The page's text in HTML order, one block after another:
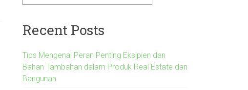
Recent Posts
Tips Mengenal Peran Penting Eksipien dan
Bahan Tambahan dalam Produk Real Estate dan
Bangunan